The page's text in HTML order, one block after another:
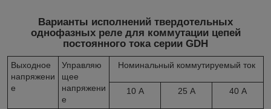
Варианты исполнений твердотельных
однофазных реле для коммутации цепей
постоянного тока серии GDH
Выходное
напряжени
е
Управляю
щее
напряжени
е
Номинальный коммутируемый ток
10 А 25 А 40 А